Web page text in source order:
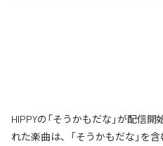
HIPPYの「そうかもだな」が配信
れた楽曲は、「そうかもだな」を含